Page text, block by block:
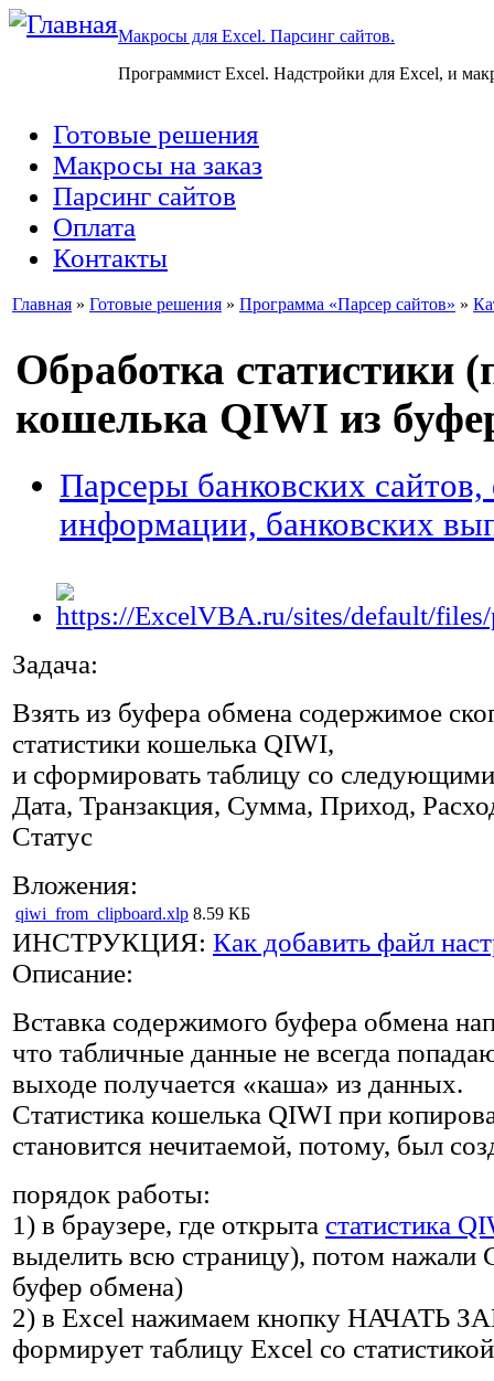
Макросы для Excel. Парсинг сайтов.
Программист Excel. Надстройки для Excel, и
Готовые решения
Макросы на заказ
Парсинг сайтов
Оплата
Контакты
Главная » Готовые решения » Программа «Парсер сайтов» »
Обработка статистики
кошелька QIWI из
Парсеры банковских
информации, банковских
Задача:
Взять из буфера обмена содержимое
статистики кошелька QIWI,
и сформировать таблицу со
Дата, Транзакция, Сумма, Приход,
Статус
Вложения:
qiwi_from_clipboard.xlp 8.59 КБ
ИНСТРУКЦИЯ: Как добавить файл
Описание:
Вставка содержимого буфера обмена
что табличные данные не всегда
выходе получается «каша» из данных.
Статистика кошелька QIWI при
становится нечитаемой, потому, был
порядок работы:
1) в браузере, где открыта статистика
выделить всю страницу), потом нажали
буфер обмена)
2) в Excel нажимаем кнопку НАЧАТЬ
формирует таблицу Excel со статистикой